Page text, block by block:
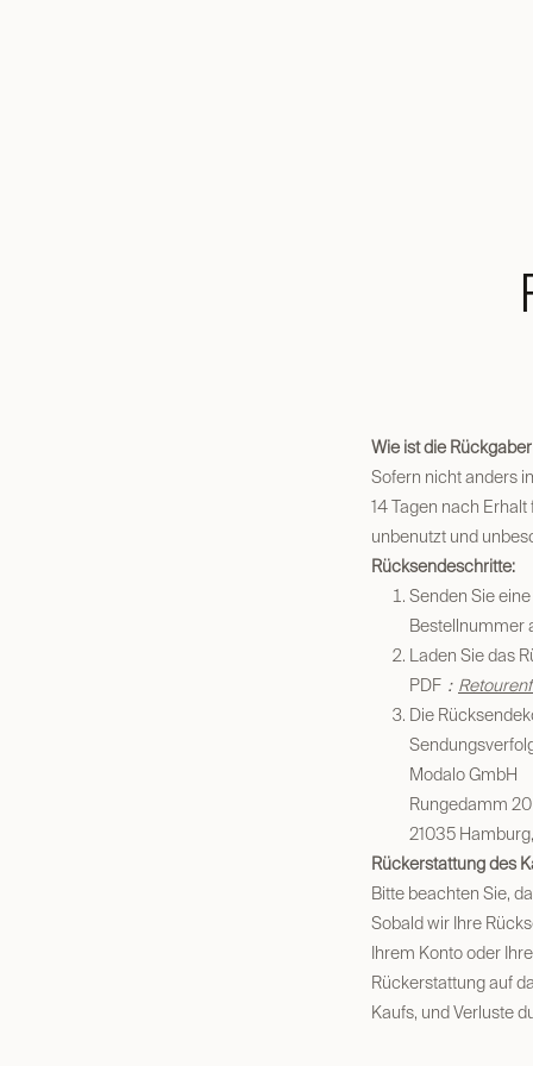
Rücksendeschritte:
Senden Sie
Bestellnummer
Laden Sie das
PDF ：
Die
Modalo GmbH
Rungedamm 20
21035
Wie ist die
Sofern nicht anders
14 Tagen nach
unbenutzt und
Rückerstattung des
Bitte beachten Sie,
Sobald wir Ihre
Ihrem Konto oder
Rückerstattung auf
Kaufs, und Verluste